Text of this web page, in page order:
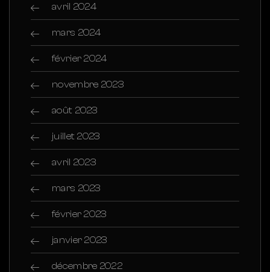
avril 2024
mars 2024
février 2024
novembre 2023
août 2023
juillet 2023
avril 2023
mars 2023
février 2023
janvier 2023
décembre 2022